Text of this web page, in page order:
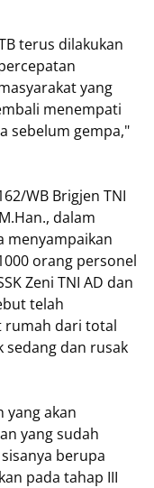
terus dilakukan
yang
menempati
sebelum gempa,"
WB Brigjen TNI
dalam
menyampaikan
orang personel
Zeni TNI AD dan
telah
rumah dari total
dan rusak
yang akan
yang sudah
berupa
pada tahap III